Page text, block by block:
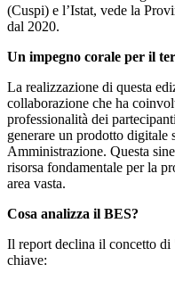
(Cuspi) e l’Istat, vede la
dal 2020.
Un impegno corale per il
La realizzazione di questa
collaborazione che ha
professionalità dei
generare un prodotto digitale
Amministrazione. Questa
risorsa fondamentale per la
area vasta.
Cosa analizza il BES?
Il report declina il concetto di
chiave: